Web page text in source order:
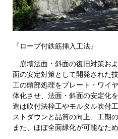
『ロープ付鉄筋挿入工法』
崩壊法面・斜面の復旧対策お
面の安定対策として開発された
工の頭部処理をプレート・ワイ
体化させ、法面・斜面の安定化
造は吹付法枠工やモルタル吹付
ストダウンと品質の向上、工期
また、ほぼ全面緑化が可能なた